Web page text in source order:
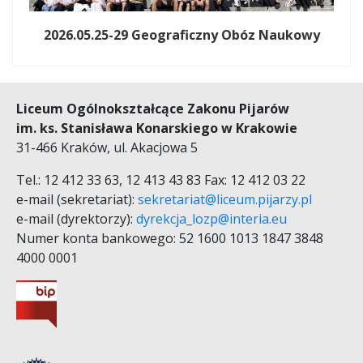
2026.05.25-29 Geograficzny Obóz Naukowy
Liceum Ogólnokształcące Zakonu Pijarów
im. ks. Stanisława Konarskiego w Krakowie
31-466 Kraków, ul. Akacjowa 5
Tel.: 12 412 33 63, 12 413 43 83 Fax: 12 412 03 22
e-mail (sekretariat): sekretariat@liceum.pijarzy.pl
e-mail (dyrektorzy): dyrekcja_lozp@interia.eu
Numer konta bankowego: 52 1600 1013 1847 3848
4000 0001